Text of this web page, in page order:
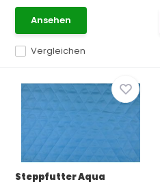
Vergleichen
Ansehen
Steppfutter Aqua